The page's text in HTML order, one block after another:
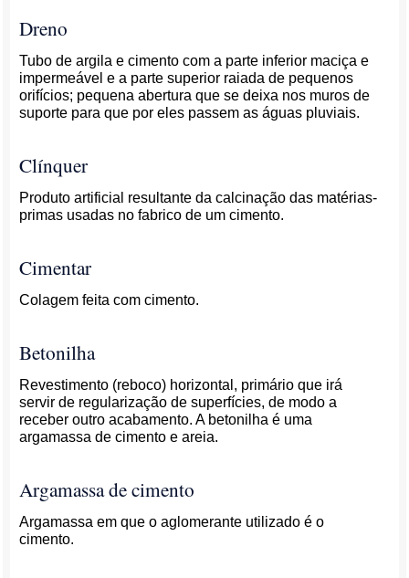
Dreno
Tubo de argila e cimento com a parte inferior maciça e
impermeável e a parte superior raiada de pequenos
orifícios; pequena abertura que se deixa nos muros de
suporte para que por eles passem as águas pluviais.
Clínquer
Produto artificial resultante da calcinação das matérias-
primas usadas no fabrico de um cimento.
Cimentar
Colagem feita com cimento.
Betonilha
Revestimento (reboco) horizontal, primário que irá
servir de regularização de superfícies, de modo a
receber outro acabamento. A betonilha é uma
argamassa de cimento e areia.
Argamassa de cimento
Argamassa em que o aglomerante utilizado é o
cimento.